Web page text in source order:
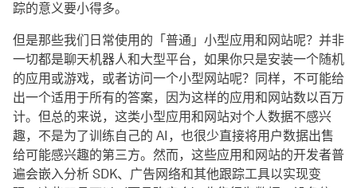
踪的意义要小得多。
但是那些我们日常使用的「普通」小型应用和网站呢？并非
一切都是聊天机器人和大型平台，如果你只是安装一个随机
的应用或游戏，或者访问一个小型网站呢？同样，不可能给
出一个适用于所有的答案，因为这样的应用和网站数以百万
计。但总的来说，这类小型应用和网站对个人数据不感兴
趣，不是为了训练自己的 AI，也很少直接将用户数据出售
给可能感兴趣的第三方。然而，这些应用和网站的开发者普
遍会嵌入分析 SDK、广告网络和其他跟踪工具以实现变